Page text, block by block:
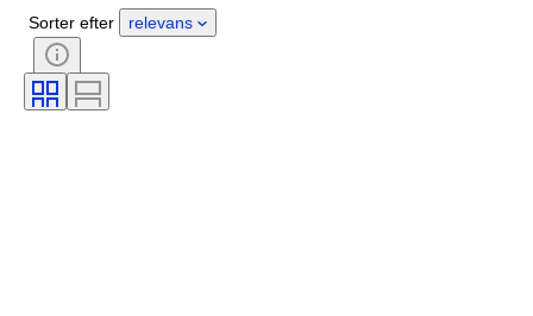
Mønster
Tilbehør inkluderet
Sorter efter relevans